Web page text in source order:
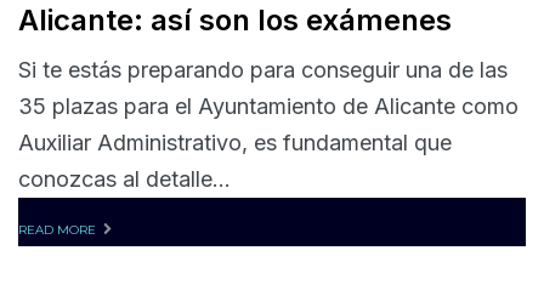
Alicante: así son los exámenes
Si te estás preparando para conseguir una de las
35 plazas para el Ayuntamiento de Alicante como
Auxiliar Administrativo, es fundamental que
conozcas al detalle...
READ MORE